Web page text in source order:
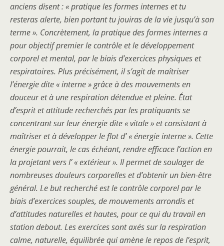
anciens disent : « pratique les formes internes et tu
resteras alerte, bien portant tu jouiras de la vie jusqu’à son
terme ». Concrètement, la pratique des formes internes a
pour objectif premier le contrôle et le développement
corporel et mental, par le biais d’exercices physiques et
respiratoires. Plus précisément, il s’agit de maîtriser
l’énergie dite « interne » grâce à des mouvements en
douceur et à une respiration détendue et pleine. État
d’esprit et attitude recherchés par les pratiquants se
concentrant sur leur énergie dite « vitale » et consistant à
maîtriser et à développer le flot d’ « énergie interne ». Cette
énergie pourrait, le cas échéant, rendre efficace l’action en
la projetant vers l’ « extérieur ». Il permet de soulager de
nombreuses douleurs corporelles et d’obtenir un bien-être
général. Le but recherché est le contrôle corporel par le
biais d’exercices souples, de mouvements arrondis et
d’attitudes naturelles et hautes, pour ce qui du travail en
station debout. Les exercices sont axés sur la respiration
calme, naturelle, équilibrée qui amène le repos de l’esprit,